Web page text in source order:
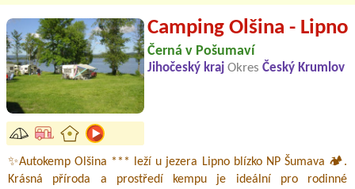
Camping Olšina - Lipno
Černá v Pošumaví
Jihočeský kraj Okres Český Krumlov
✨Autokemp Olšina *** leží u jezera Lipno blízko NP Šumava 🏕️.
Krásná příroda a prostředí kempu je ideální pro rodinné